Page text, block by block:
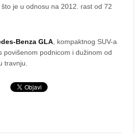
je u odnosu na 2012. rast od 72
Benza GLA , kompaktnog SUV-a
povišenom podnicom i dužinom od
travnju.